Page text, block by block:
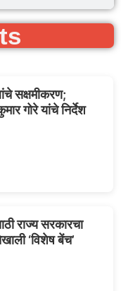
सक्षमीकरण;
गोरे यांचे निर्देश
राज्य सरकारचा
‘विशेष बेंच’